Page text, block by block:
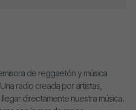
de reggaetón y música
radio creada por artistas,
directamente nuestra música.